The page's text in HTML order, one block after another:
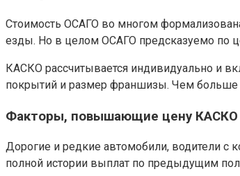
Стоимость ОСАГО во многом
езды. Но в целом ОСАГО предсказуемо по
КАСКО рассчитывается индивидуально и
покрытий и размер франшизы. Чем больше
Факторы, повышающие цену КАСКО
Дорогие и редкие автомобили, водители с
полной истории выплат по предыдущим